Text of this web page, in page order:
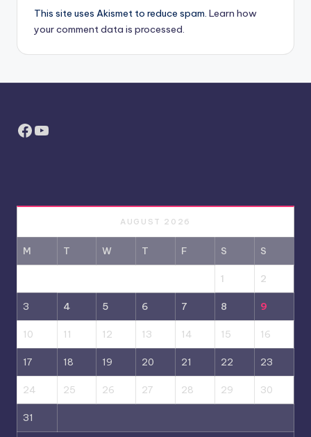
This site uses Akismet to reduce spam. Learn how
your comment data is processed.
Facebook
YouTube
AUGUST 2026
M T W T F S S
1 2
3 4 5 6 7 8 9
10 11 12 13 14 15 16
17 18 19 20 21 22 23
24 25 26 27 28 29 30
31